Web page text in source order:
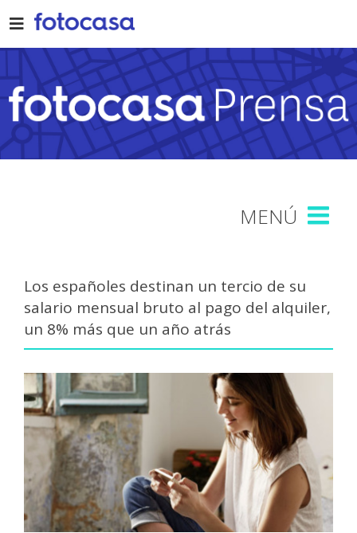
to
content
Los españoles destinan un tercio de su
salario mensual bruto al pago del alquiler,
un 8% más que un año atrás
View
Larger
Image